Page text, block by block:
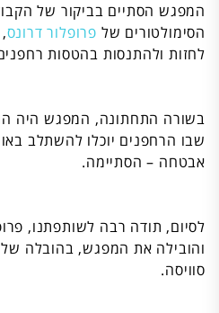
המפגש הסתיים בביקור של
הסימולטורים של פרופלור דרונס
לחזות ולהתנסות בהטסות
בשורה התחתונה, המפגש היה
שבו הרחפנים יוכלו להשתלב
אבטחה – הסתיימה.
לסיום, תודה רבה לשותפתנו,
והובילה את המפגש, בהובלה של
סוויסה.